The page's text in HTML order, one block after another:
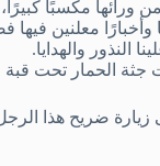
مكسبًا كبيرًا،
معلنين فيها
النذور والهدايا.
جثة الحمار تحت قبة
ضريح هذا